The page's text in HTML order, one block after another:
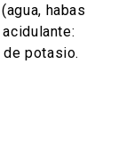
habas
potasio.